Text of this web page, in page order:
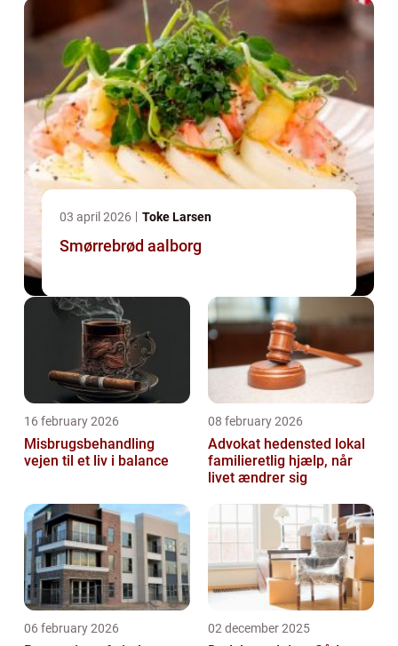
03 april 2026 Toke Larsen
Smørrebrød aalborg
16 february 2026
Misbrugsbehandling
vejen til et liv i balance
08 february 2026
Advokat hedensted lokal
familieretlig hjælp, når
livet ændrer sig
06 february 2026 02 december 2025